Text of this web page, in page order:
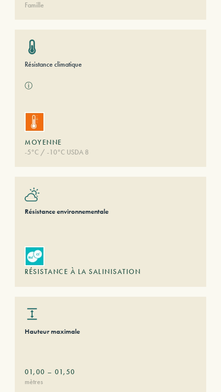
Famille
Résistance climatique
ⓘ
MOYENNE
-5°C / -10°C USDA 8
Résistance environnementale
RÉSISTANCE À LA SALINISATION
Hauteur maximale
01,00 – 01,50
mètres